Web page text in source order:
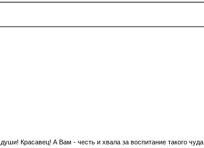
Красавец! А Вам - честь и хвала за воспитание такого чуда